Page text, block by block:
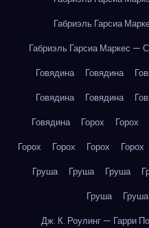
Габриэль Гарсиа
Габриэль Гарсиа Маркес —
Говядина
Говядина
Говядина
Говядина
Говядина
Горох Горох
Горох
Горох Горох Горох
Груша
Груша Груша
Груша
Груша
Дж. К. Роулинг — Гарри